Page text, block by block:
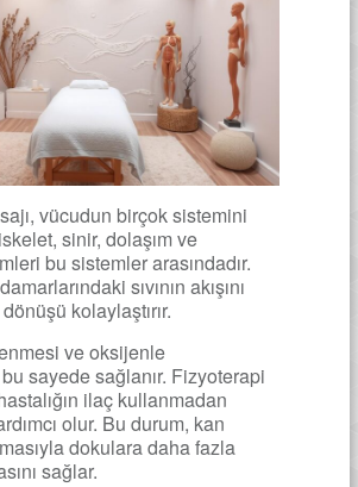
vücudun birçok sistemini
sinir, dolaşım ve
bu sistemler arasındadır.
sıvının akışını
kolaylaştırır.
ve oksijenle
sayede sağlanır. Fizyoterapi
ilaç kullanmadan
olur. Bu durum, kan
dokulara daha fazla
sağlar.